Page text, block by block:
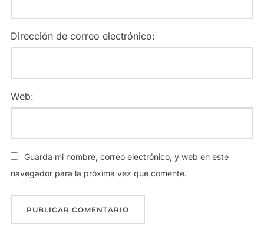
Dirección de correo electrónico:
Web:
Guarda mi nombre, correo electrónico, y web en este
navegador para la próxima vez que comente.